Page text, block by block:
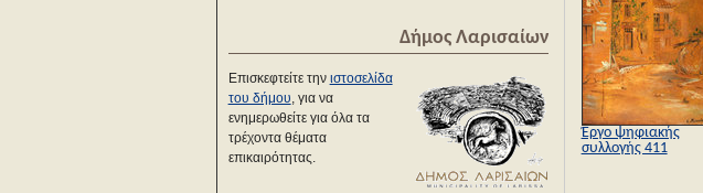
Δήμος Λαρισαίων
Επισκεφτείτε την ιστοσελίδα
του δήμου, για να
ενημερωθείτε για όλα τα
τρέχοντα θέματα
επικαιρότητας.
Έργο ψηφιακής
συλλογής 411